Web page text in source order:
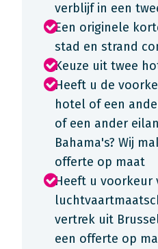
verblijf in een
Een originele
stad en strand
Keuze uit twee
Heeft u de
hotel of een
of een ander
Bahama's? Wij
offerte op maat
Heeft u voorkeur
vertrek uit
een offerte op